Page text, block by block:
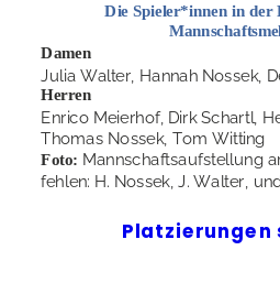
Die Spieler*innen in der
Damen
Julia Walter, Hannah Nossek,
Herren
Enrico Meierhof, Dirk Schartl,
Thomas Nossek, Tom Witting
Foto: Mannschaftsaufstellung
fehlen: H. Nossek, J. Walter,
Platzierungen